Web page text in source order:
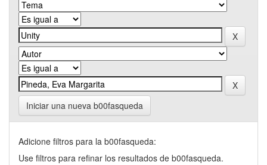
Iniciar una nueva b00fasqueda
Adicione filtros para la b00fasqueda:
Use filtros para refinar los resultados de b00fasqueda.